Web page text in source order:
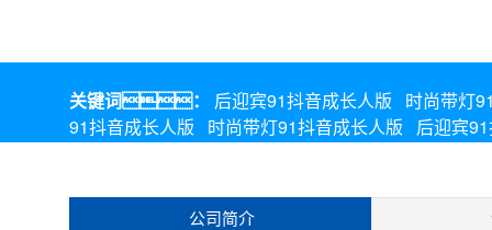
关键词： 后迎宾91抖音成长人版
时尚带灯
91抖音成长人版
时尚带灯91抖音成长人版 后迎宾
公司简介